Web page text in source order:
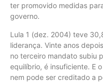
ter promovido medidas
governo.
Lula 1 (dez. 2004) teve
liderança. Vinte anos
no terceiro mandato subiu
equilíbrio, é insuficiente. E
nem pode ser creditado a